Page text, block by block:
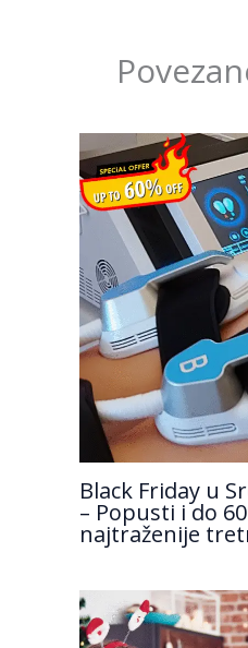
Black Friday u
– Popusti i do
najtraženije